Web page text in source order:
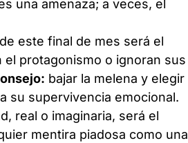
una amenaza; a veces, el
este final de mes será el
protagonismo o ignoran sus
bajar la melena y elegir
su supervivencia emocional.
real o imaginaria, será el
mentira piadosa como una